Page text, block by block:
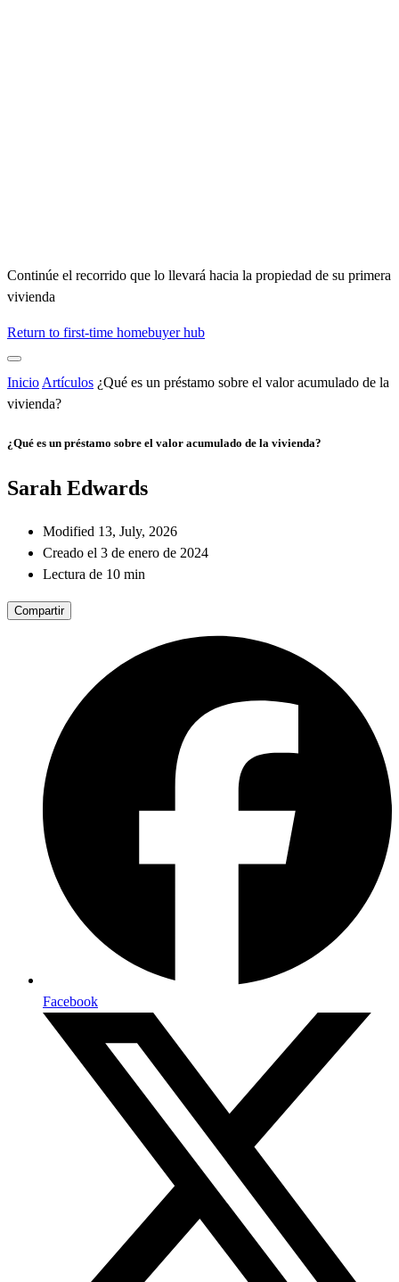
Continúe el recorrido que lo llevará hacia la propiedad de su primera
vivienda
Return to first-time homebuyer hub
Inicio Artículos ¿Qué es un préstamo sobre el valor acumulado de la
vivienda?
¿Qué es un préstamo sobre el valor acumulado de la vivienda?
Sarah Edwards
Modified 13, July, 2026
Creado el 3 de enero de 2024
Lectura de 10 min
Compartir
Facebook